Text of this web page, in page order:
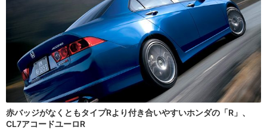
赤バッジがなくともタイプRより付き合いやすいホンダの「R」、
CL7アコードユーロR